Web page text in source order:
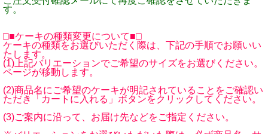
す。
□■ケーキの種類変更について■□
ケーキの種類をお選びいただく際は、下記の手順でお願いい
たします。
(1)上記バリエーションでご希望のサイズをお選びください。
ページが移動します。
(2)商品名にご希望のケーキが明記されていることをご確認い
ただき「カートに入れる」ボタンをクリックしてください。
(3)ご案内に沿って、お届け先などをご指定ください。